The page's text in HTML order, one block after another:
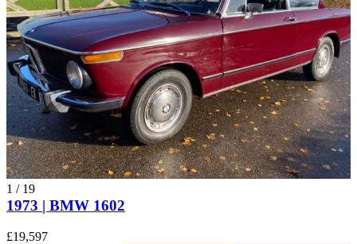
1 / 19
1973 | BMW 1602
£19,597